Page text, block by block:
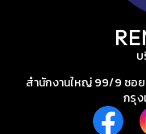
บ
สำนักงานใหญ่ 99/9 ซอย
กรุ